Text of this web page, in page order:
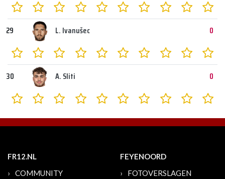
29 L. Ivanušec 0
30 A. Sliti 0
FR12.NL
COMMUNITY
FEYENOORD
FOTOVERSLAGEN